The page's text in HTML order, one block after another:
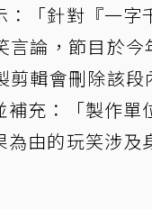
：「針對『一
言論，節目於
剪輯會刪除該
補充：「製作
為由的玩笑涉